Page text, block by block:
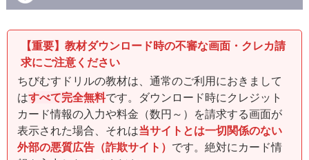
【重要】教材ダウンロード時の不審な画面・クレカ請
求にご注意ください
ちびむすドリルの教材は、通常のご利用におきまして
はすべて完全無料です。ダウンロード時にクレジット
カード情報の入力や料金（数円～）を請求する画面が
表示された場合、それは当サイトとは一切関係のない
外部の悪質広告（詐欺サイト） です。絶対にカード情